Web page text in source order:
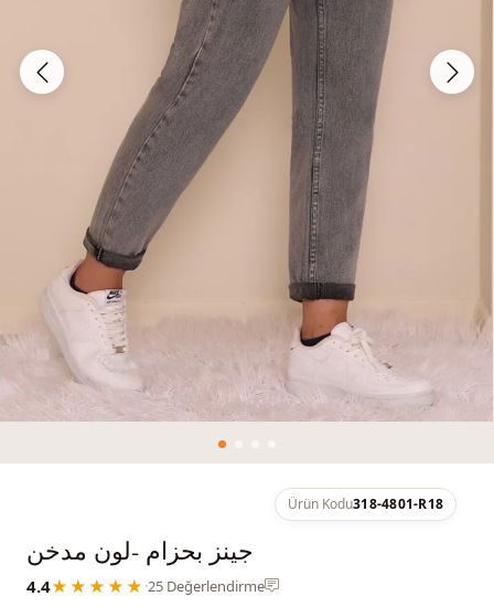
Ürün Kodu318-4801-R18
جينز بحزام -لون مدخن
4.4★★★★★ ·25 Değerlendirme